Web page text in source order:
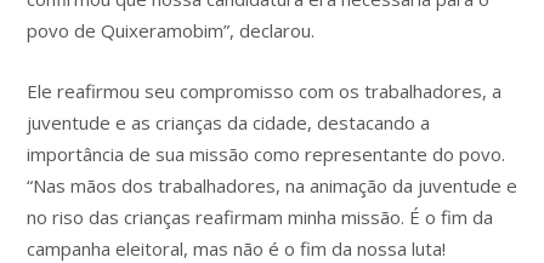
povo de Quixeramobim”, declarou.
Ele reafirmou seu compromisso com os trabalhadores, a
juventude e as crianças da cidade, destacando a
importância de sua missão como representante do povo.
“Nas mãos dos trabalhadores, na animação da juventude e
no riso das crianças reafirmam minha missão. É o fim da
campanha eleitoral, mas não é o fim da nossa luta!